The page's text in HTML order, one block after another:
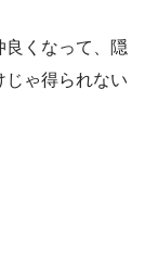
良くなって、隠
じゃ得られない